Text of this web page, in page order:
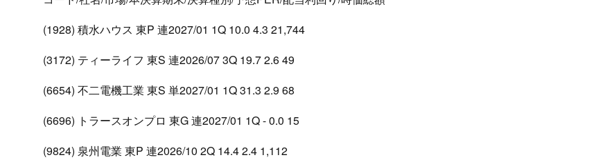
(1928) 積水ハウス 東P 連2027/01 1Q 10.0 4.3 21,744
(3172) ティーライフ 東S 連2026/07 3Q 19.7 2.6 49
(6654) 不二電機工業 東S 単2027/01 1Q 31.3 2.9 68
(6696) トラースオンプロ 東G 連2027/01 1Q - 0.0 15
(9824) 泉州電業 東P 連2026/10 2Q 14.4 2.4 1,112